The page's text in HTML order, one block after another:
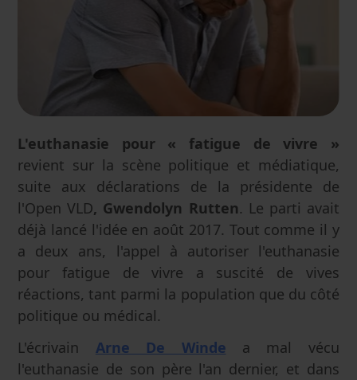
L'euthanasie pour « fatigue de vivre »
revient sur la scène politique et médiatique,
suite aux déclarations de la présidente de
l'Open VLD, Gwendolyn Rutten. Le parti avait
déjà lancé l'idée en août 2017. Tout comme il y
a deux ans, l'appel à autoriser l'euthanasie
pour fatigue de vivre a suscité de vives
réactions, tant parmi la population que du côté
politique ou médical.
L'écrivain Arne De Winde a mal vécu
l'euthanasie de son père l'an dernier, et dans